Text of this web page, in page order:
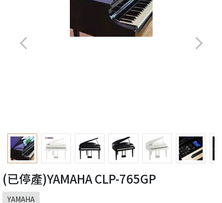
(已停產)YAMAHA CLP-765GP
YAMAHA